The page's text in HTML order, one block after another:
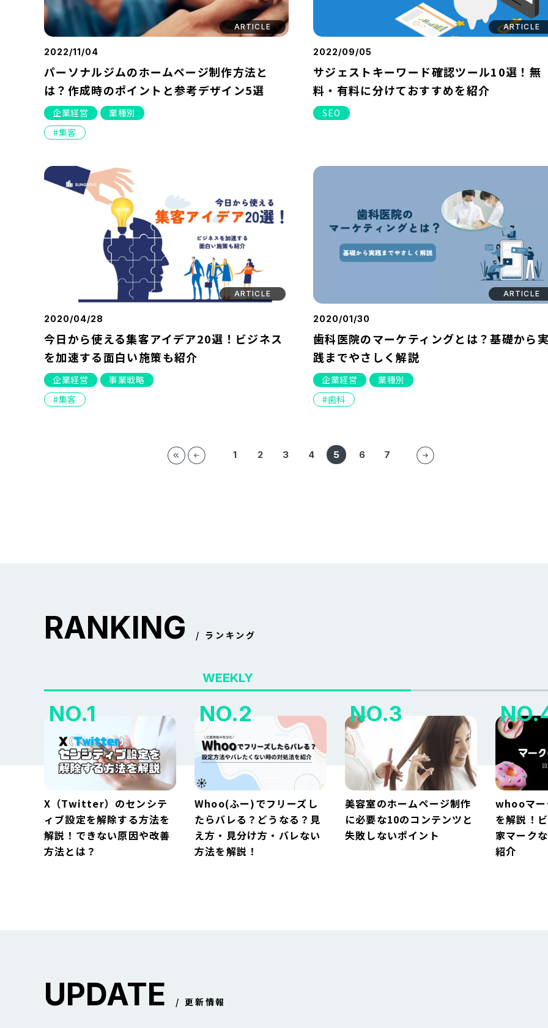
ARTICLE
2022/11/04
パーソナルジムのホームページ制作方法と
は？作成時のポイントと参考デザイン5選
企業経営
業種別
集客
ARTICLE
2022/09/05
サジェストキーワード確認ツール10選！無
料・有料に分けておすすめを紹介
SEO
ARTICLE
2020/04/28
今日から使える集客アイデア20選！ビジネス
を加速する面白い施策も紹介
企業経営
事業戦略
集客
ARTICLE
2020/01/30
歯科医院のマーケティングとは？基礎から
践までやさしく解説
企業経営
業種別
歯科
1 2 3 4 5 6 7
RANKING ランキング
WEEKLY
X（Twitter）のセンシテ
ィブ設定を解除する方法を
解説！できない原因や改善
方法とは？
Whoo(ふー)でフリーズし
たらバレる？どうなる？見
え方・見分け方・バレない
方法を解説！
美容室のホームページ制作
に必要な10のコンテンツと
失敗しないポイント
whooマー
を解説！
家マーク
紹介
X（Twitter）のセンシテ
Whoo(ふー)でフリーズし
UPDATE 更新情報